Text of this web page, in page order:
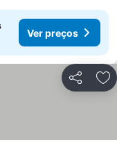
Ver preços
Partilhar